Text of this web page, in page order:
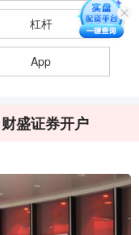
杠杆
App
财盛证券开户